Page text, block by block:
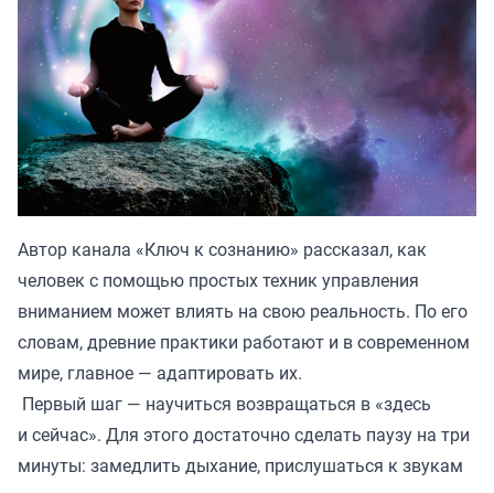
Автор канала «Ключ к сознанию» рассказал, как
человек с помощью простых техник управления
вниманием может влиять на свою реальность. По его
словам, древние практики работают и в современном
мире, главное — адаптировать их.
Первый шаг — научиться возвращаться в «здесь
и сейчас». Для этого достаточно сделать паузу на три
минуты: замедлить дыхание, прислушаться к звукам